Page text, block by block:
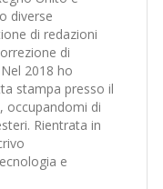
diverse
di redazioni
di
2018 ho
stampa presso il
occupandomi di
Rientrata in
e